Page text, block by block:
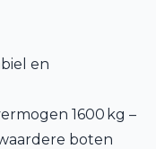
en
1600 kg –
boten